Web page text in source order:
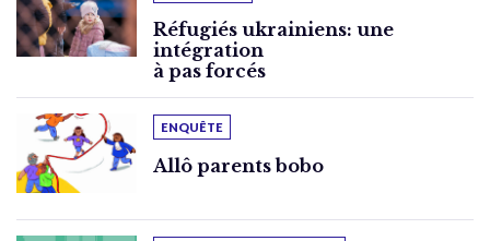
Réfugiés ukrainiens: une
intégration
à pas forcés
ENQUÊTE
Allô parents bobo